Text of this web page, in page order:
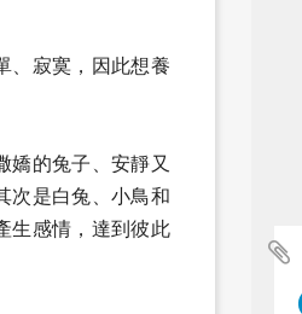
、寂寞，因此想養
嬌的兔子、安靜又
次是白兔、小鳥和
生感情，達到彼此